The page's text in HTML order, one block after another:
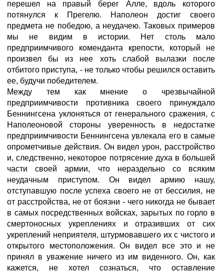
перешел на правый берег Алле, вдоль которого
потянулся к Прегелю. Наполеон достиг своего
предмета не победою, а неудачею. Таковых примеров
мы не видим в истории. Нет столь мало
предприимчивого коменданта крепости, который не
произвел бы из нее хоть слабой вылазки после
отбитого приступа, - не только чтобы решился оставить
ее, будучи победителем.
Между тем как мнение о чрезвычайной
предприимчивости противника своего принуждало
Беннингсена уклоняться от генерального сражения, с
Наполеоновой стороны уверенность в недостатке
предприимчивости Беннингсена увлекала его в самые
опрометчивые действия. Он видел урон, расстройство
и, следственно, некоторое потрясение духа в большей
части своей армии, что нераздельно со всяким
неудачным приступом. Он видел армию нашу,
отступавшую после успеха своего не от бессилия, не
от расстройства, не от боязни - чего никогда не бывает
в самых посредственных войсках, зарытых по горло в
смертоносных укреплениях и отразивших от сих
укреплений неприятеля, штурмовавшего их с чистого и
открытого местоположения. Он видел все это и не
принял в уважение ничего из им виденного. Он, как
кажется, не хотел сознаться, что оставление